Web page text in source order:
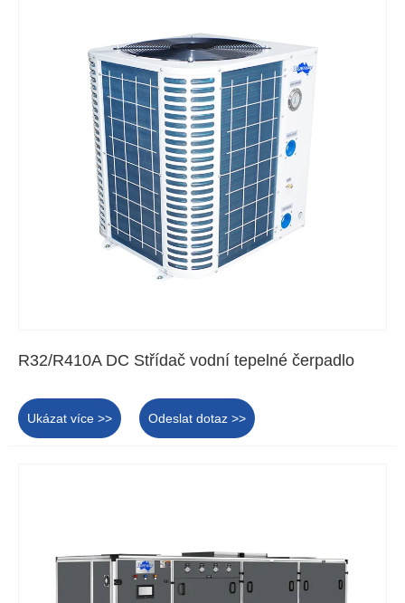
R32/R410A DC Střídač vodní tepelné čerpadlo
Ukázat více >> Odeslat dotaz >>